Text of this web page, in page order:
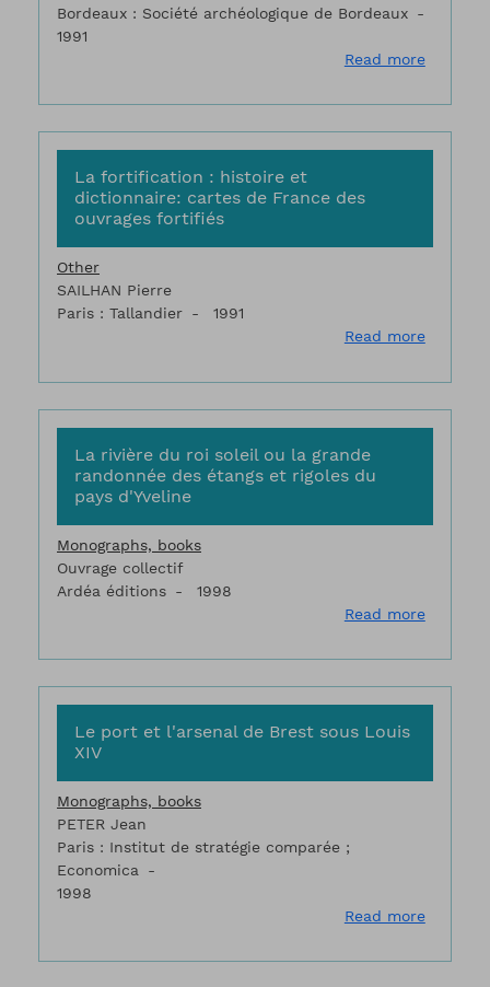
Bordeaux : Société archéologique de Bordeaux
1991
Read moreabout
La fortification : histoire et
dictionnaire: cartes de France des
ouvrages fortifiés
Other
SAILHAN Pierre
Paris : Tallandier
1991
Read moreabout
La rivière du roi soleil ou la grande
randonnée des étangs et rigoles du
pays d'Yveline
Monographs, books
Ouvrage collectif
Ardéa éditions
1998
Read moreabout
Le port et l'arsenal de Brest sous Louis
XIV
Monographs, books
PETER Jean
Paris : Institut de stratégie comparée ;
Economica
1998
Read moreabout